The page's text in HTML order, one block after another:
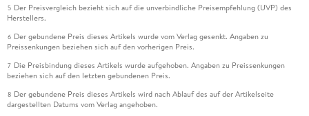
5 Der Preisvergleich bezieht sich auf die unverbindliche Preisempfehlung (UVP) des
Herstellers.
6 Der gebundene Preis dieses Artikels wurde vom Verlag gesenkt. Angaben zu
Preissenkungen beziehen sich auf den vorherigen Preis.
7 Die Preisbindung dieses Artikels wurde aufgehoben. Angaben zu Preissenkungen
beziehen sich auf den letzten gebundenen Preis.
8 Der gebundene Preis dieses Artikels wird nach Ablauf des auf der Artikelseite
dargestellten Datums vom Verlag angehoben.